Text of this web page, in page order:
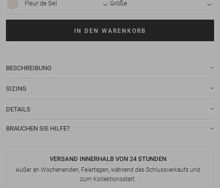
Fleur de Sel Größe
IN DEN WARENKORB
BESCHREIBUNG
SIZING
DETAILS
BRAUCHEN SIE HILFE?
VERSAND INNERHALB VON 24 STUNDEN
Außer an Wochenenden, Feiertagen, während des Schlussverkaufs und
zum Kollektionsstart.